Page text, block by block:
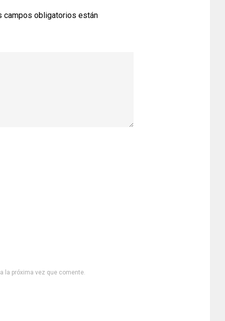
campos obligatorios están
la próxima vez que comente.